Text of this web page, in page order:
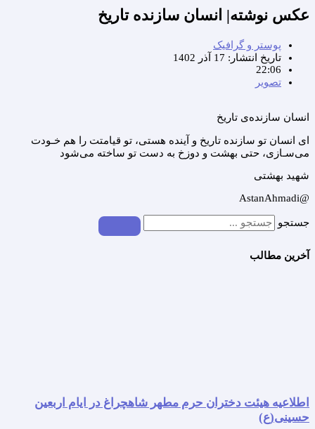
عکس نوشته| انسان سازنده تاریخ
پوستر و گرافیک
تاریخ انتشار: 17 آذر 1402
22:06
تصویر
انسان سازنده‌ی تاریخ
ای انسان تو سازنده تاریخ و آینده هستی، تو قیامتت را هم خـودت
می‌سـازی، حتی بهشت و دوزخ به دست تو ساخته می‌شود
شهید بهشتی
@AstanAhmadi
جستجو
آخرین مطالب
اطلاعیه هیئت دختران حرم مطهر شاهچراغ در ایام اربعین
حسینی(ع)